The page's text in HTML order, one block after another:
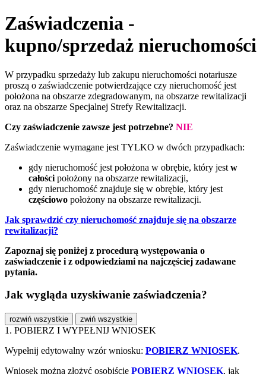
Zaświadczenia -
kupno/sprzedaż nieruchomości
W przypadku sprzedaży lub zakupu nieruchomości notariusze
proszą o zaświadczenie potwierdzające czy nieruchomość jest
położona na obszarze zdegradowanym, na obszarze rewitalizacji
oraz na obszarze Specjalnej Strefy Rewitalizacji.
Czy zaświadczenie zawsze jest potrzebne? NIE
Zaświadczenie wymagane jest TYLKO w dwóch przypadkach:
gdy nieruchomość jest położona w obrębie, który jest w
całości położony na obszarze rewitalizacji,
gdy nieruchomość znajduje się w obrębie, który jest
częściowo położony na obszarze rewitalizacji.
Jak sprawdzić czy nieruchomość znajduje się na obszarze
rewitalizacji?
Zapoznaj się poniżej z procedurą występowania o
zaświadczenie i z odpowiedziami na najczęściej zadawane
pytania.
Jak wygląda uzyskiwanie zaświadczenia?
rozwiń wszystkie zwiń wszystkie
1. POBIERZ I WYPEŁNIJ WNIOSEK
Wypełnij edytowalny wzór wniosku: POBIERZ WNIOSEK.
Wniosek można złożyć osobiście POBIERZ WNIOSEK, jak